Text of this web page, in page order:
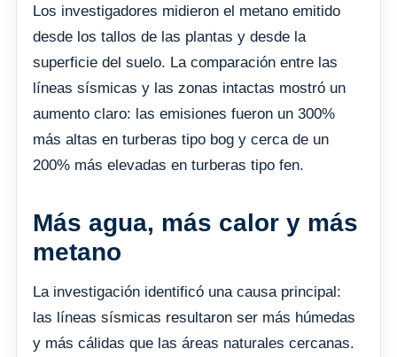
Los investigadores midieron el metano emitido
desde los tallos de las plantas y desde la
superficie del suelo. La comparación entre las
líneas sísmicas y las zonas intactas mostró un
aumento claro: las emisiones fueron un 300%
más altas en turberas tipo bog y cerca de un
200% más elevadas en turberas tipo fen.
Más agua, más calor y más
metano
La investigación identificó una causa principal:
las líneas sísmicas resultaron ser más húmedas
y más cálidas que las áreas naturales cercanas.